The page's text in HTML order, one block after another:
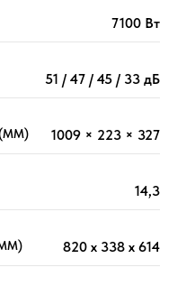
7100 Вт
51 / 47 / 45 / 33 дБ
(ММ) 1009 × 223 × 327
14,3
820 x 338 x 614